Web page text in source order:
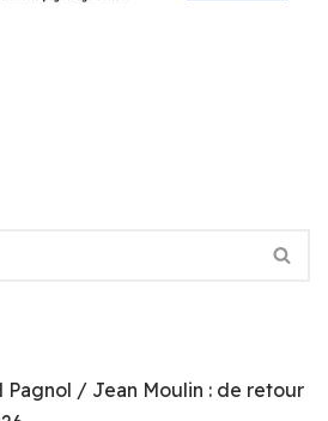
/ Jean Moulin : de retour